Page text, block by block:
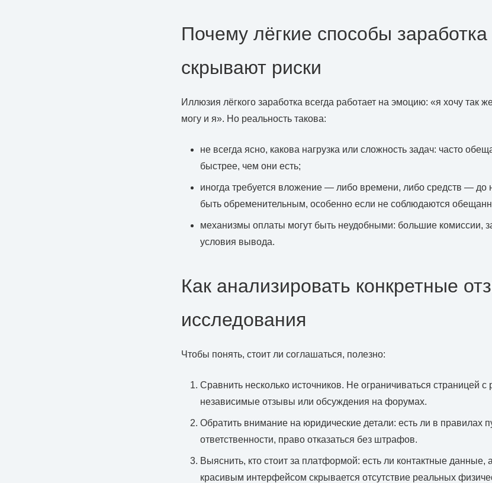
Почему лёгкие способы заработка
скрывают риски
Иллюзия лёгкого заработка всегда работает на эмоцию: «я хочу так
могу и я». Но реальность такова:
не всегда ясно, какова нагрузка или сложность задач: часто
быстрее, чем они есть;
иногда требуется вложение — либо времени, либо средств — до
быть обременительным, особенно если не соблюдаются
механизмы оплаты могут быть неудобными: большие комиссии,
условия вывода.
Как анализировать конкретные
исследования
Чтобы понять, стоит ли соглашаться, полезно:
Сравнить несколько источников. Не ограничиваться страницей
независимые отзывы или обсуждения на форумах.
Обратить внимание на юридические детали: есть ли в правилах
ответственности, право отказаться без штрафов.
Выяснить, кто стоит за платформой: есть ли контактные данные,
красивым интерфейсом скрывается отсутствие реальных